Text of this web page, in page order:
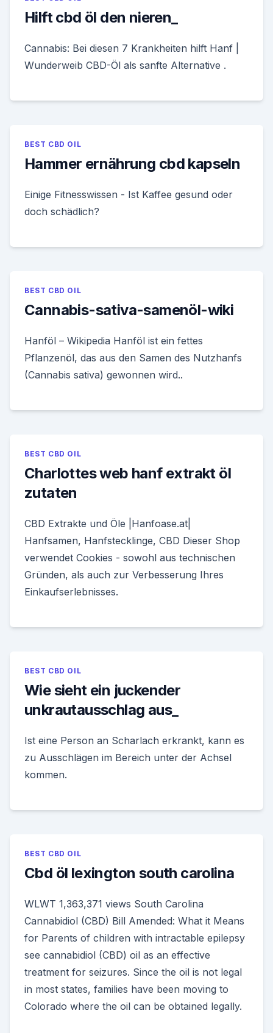
Hilft cbd öl den nieren_
Cannabis: Bei diesen 7 Krankheiten hilft Hanf |
Wunderweib CBD-Öl als sanfte Alternative .
BEST CBD OIL
Hammer ernährung cbd kapseln
Einige Fitnesswissen - Ist Kaffee gesund oder
doch schädlich?
BEST CBD OIL
Cannabis-sativa-samenöl-wiki
Hanföl – Wikipedia Hanföl ist ein fettes
Pflanzenöl, das aus den Samen des Nutzhanfs
(Cannabis sativa) gewonnen wird..
BEST CBD OIL
Charlottes web hanf extrakt öl
zutaten
CBD Extrakte und Öle |Hanfoase.at|
Hanfsamen, Hanfstecklinge, CBD Dieser Shop
verwendet Cookies - sowohl aus technischen
Gründen, als auch zur Verbesserung Ihres
Einkaufserlebnisses.
BEST CBD OIL
Wie sieht ein juckender
unkrautausschlag aus_
Ist eine Person an Scharlach erkrankt, kann es
zu Ausschlägen im Bereich unter der Achsel
kommen.
BEST CBD OIL
Cbd öl lexington south carolina
WLWT 1,363,371 views South Carolina
Cannabidiol (CBD) Bill Amended: What it Means
for Parents of children with intractable epilepsy
see cannabidiol (CBD) oil as an effective
treatment for seizures. Since the oil is not legal
in most states, families have been moving to
Colorado where the oil can be obtained legally.